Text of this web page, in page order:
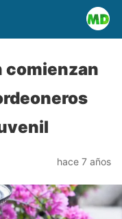
comienzan
hace 7 años